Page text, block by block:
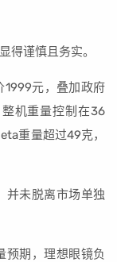
得谨慎且务实。
1999元，叠加政府
机重量控制在36
重量超过49克，
并未脱离市场单独
预期，理想眼镜负